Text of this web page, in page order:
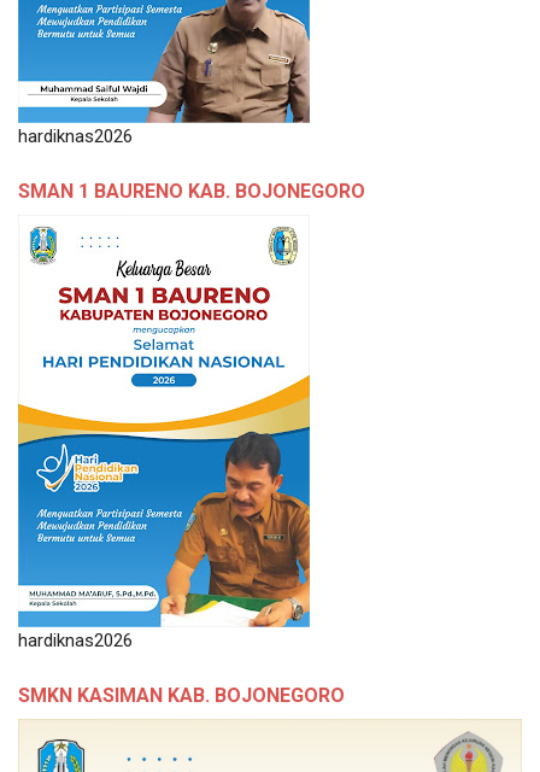
hardiknas2026
SMAN 1 BAURENO KAB. BOJONEGORO
hardiknas2026
SMKN KASIMAN KAB. BOJONEGORO